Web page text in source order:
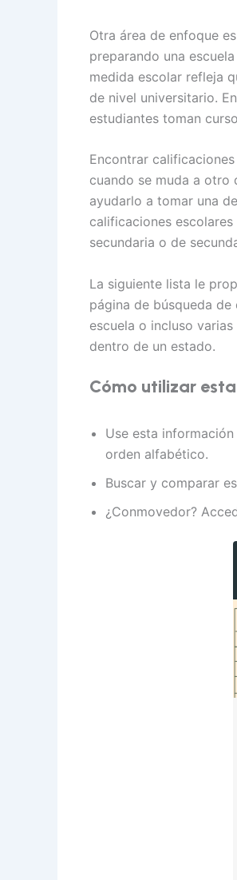
Otra área de enfoque
preparando una
medida escolar refleja
de nivel universitario.
estudiantes toman
Encontrar
cuando se muda a otro
ayudarlo a tomar una
calificaciones
secundaria o de
La siguiente lista le
página de búsqueda
escuela o incluso
dentro de un estado.
Cómo utilizar
Use esta
orden alfabético.
Buscar y comparar
¿Conmovedor?